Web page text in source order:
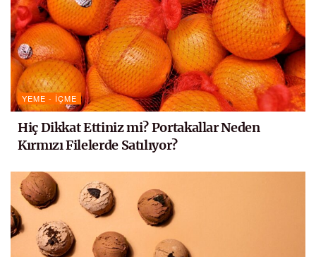
YEME - İÇME
Hiç Dikkat Ettiniz mi? Portakallar Neden
Kırmızı Filelerde Satılıyor?